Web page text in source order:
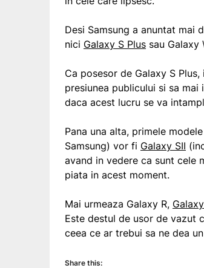
Desi Samsung a anuntat mai
nici Galaxy S Plus sau Galaxy
Ca posesor de Galaxy S
presiunea publicului si sa
daca acest lucru se va
Pana una alta, primele
Samsung) vor fi Galaxy SII
avand in vedere ca sunt cele
piata in acest moment.
Mai urmeaza Galaxy R,
Este destul de usor de vazut
ceea ce ar trebui sa ne dea
Share this: